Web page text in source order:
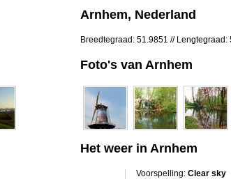
Arnhem, Nederland
Breedtegraad: 51.9851 // Lengtegraad:
Foto's van Arnhem
Het weer in Arnhem
Voorspelling: Clear sky